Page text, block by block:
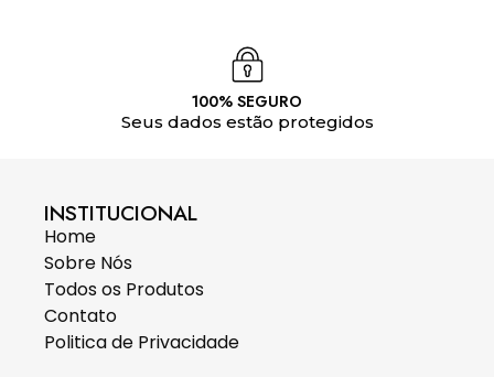
100% SEGURO
Seus dados estão protegidos
INSTITUCIONAL
Home
Sobre Nós
Todos os Produtos
Contato
Politica de Privacidade